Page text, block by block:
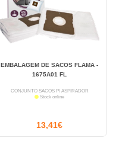
EMBALAGEM DE SACOS FLAMA -
1675A01 FL
CONJUNTO SACOS P/ ASPIRADOR
Stock online
13,41€